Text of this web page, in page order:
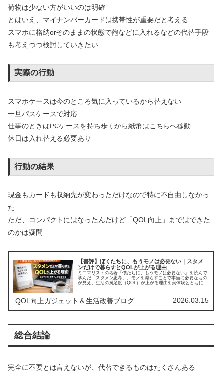
荷物は少ない方がいいのは明確
とはいえ、マイナンバーカードは携帯性が重要だと考える
スマホに格納orそのままの状態で鞄などに入れるなどの代替手段
も考えつつ検討していきたい
実際の行動
スマホケースは今のところ気に入っているから替えない
一旦パスケースで対応
仕事のときはPCケースを持ち歩くから紙幣はこちらへ移動
休日は入れ替える必要あり
行動の結果
現金もカードも収納先が変わっただけなので特に不自由しなかっ
た
ただ、コンパクトにはなったんだけど「QOL向上」まではできた
のかは疑問
【書評】ぼくたちに、もうモノは必要ない｜スタメ
ンだけで暮らすとQOLが上がる理由
ミニマリストの名著『僕たちに、もうモノは必要ない』を読んで
学んだ「スタメン思考」。モノを減らすことで本当に必要なもの
が見え、生活の満足度（QOL）が上がる理由を実体験とともに解
QOL向上ガジェット＆生活改善ブログ 2026.03.15
総合結論
完全に不要とは言えないが、代替できるものはたくさんある